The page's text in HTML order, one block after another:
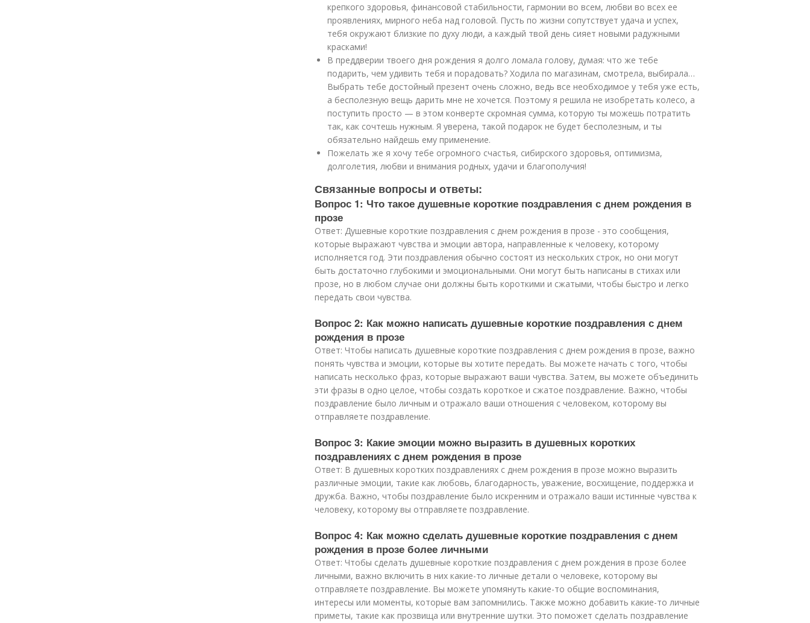
крепкого здоровья, финансовой стабильности, гармонии во всем, любви во всех ее
проявлениях, мирного неба над головой. Пусть по жизни сопутствует удача и успех,
тебя окружают близкие по духу люди, а каждый твой день сияет новыми радужными
красками!
В преддверии твоего дня рождения я долго ломала голову, думая: что же тебе
подарить, чем удивить тебя и порадовать? Ходила по магазинам, смотрела, выбирала…
Выбрать тебе достойный презент очень сложно, ведь все необходимое у тебя уже есть,
а бесполезную вещь дарить мне не хочется. Поэтому я решила не изобретать колесо, а
поступить просто — в этом конверте скромная сумма, которую ты можешь потратить
так, как сочтешь нужным. Я уверена, такой подарок не будет бесполезным, и ты
обязательно найдешь ему применение.
Пожелать же я хочу тебе огромного счастья, сибирского здоровья, оптимизма,
долголетия, любви и внимания родных, удачи и благополучия!
Связанные вопросы и ответы:
Вопрос 1: Что такое душевные короткие поздравления с днем рождения в
прозе
Ответ: Душевные короткие поздравления с днем рождения в прозе - это сообщения,
которые выражают чувства и эмоции автора, направленные к человеку, которому
исполняется год. Эти поздравления обычно состоят из нескольких строк, но они могут
быть достаточно глубокими и эмоциональными. Они могут быть написаны в стихах или
прозе, но в любом случае они должны быть короткими и сжатыми, чтобы быстро и легко
передать свои чувства.
Вопрос 2: Как можно написать душевные короткие поздравления с днем
рождения в прозе
Ответ: Чтобы написать душевные короткие поздравления с днем рождения в прозе, важно
понять чувства и эмоции, которые вы хотите передать. Вы можете начать с того, чтобы
написать несколько фраз, которые выражают ваши чувства. Затем, вы можете объединить
эти фразы в одно целое, чтобы создать короткое и сжатое поздравление. Важно, чтобы
поздравление было личным и отражало ваши отношения с человеком, которому вы
отправляете поздравление.
Вопрос 3: Какие эмоции можно выразить в душевных коротких
поздравлениях с днем рождения в прозе
Ответ: В душевных коротких поздравлениях с днем рождения в прозе можно выразить
различные эмоции, такие как любовь, благодарность, уважение, восхищение, поддержка и
дружба. Важно, чтобы поздравление было искренним и отражало ваши истинные чувства к
человеку, которому вы отправляете поздравление.
Вопрос 4: Как можно сделать душевные короткие поздравления с днем
рождения в прозе более личными
Ответ: Чтобы сделать душевные короткие поздравления с днем рождения в прозе более
личными, важно включить в них какие-то личные детали о человеке, которому вы
отправляете поздравление. Вы можете упомянуть какие-то общие воспоминания,
интересы или моменты, которые вам запомнились. Также можно добавить какие-то личные
приметы, такие как прозвища или внутренние шутки. Это поможет сделать поздравление